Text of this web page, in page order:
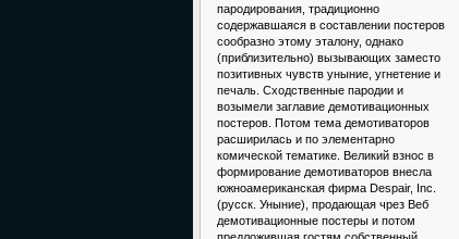
пародирования, традиционно
содержавшаяся в составлении постеров
сообразно этому эталону, однако
(приблизительно) вызывающих заместо
позитивных чувств уныние, угнетение и
печаль. Сходственные пародии и
возымели заглавие демотивационных
постеров. Потом тема демотиваторов
расширилась и по элементарно
комической тематике. Великий взнос в
формирование демотиваторов внесла
южноамериканская фирма Despair, Inc.
(русск. Уныние), продающая чрез Веб
демотивационные постеры и потом